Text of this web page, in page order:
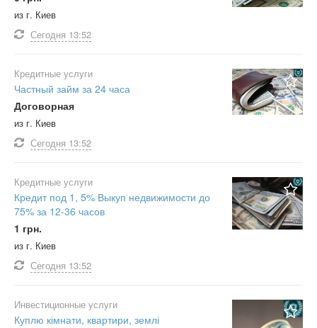
из г. Киев
Сегодня 13:52
Кредитные услуги
Частный займ за 24 часа
Договорная
из г. Киев
Сегодня 13:52
Кредитные услуги
Кредит под 1, 5% Выкуп недвижимости до
75% за 12-36 часов
1 грн.
из г. Киев
Сегодня 13:52
Инвестиционные услуги
Куплю кімнати, квартири, землі